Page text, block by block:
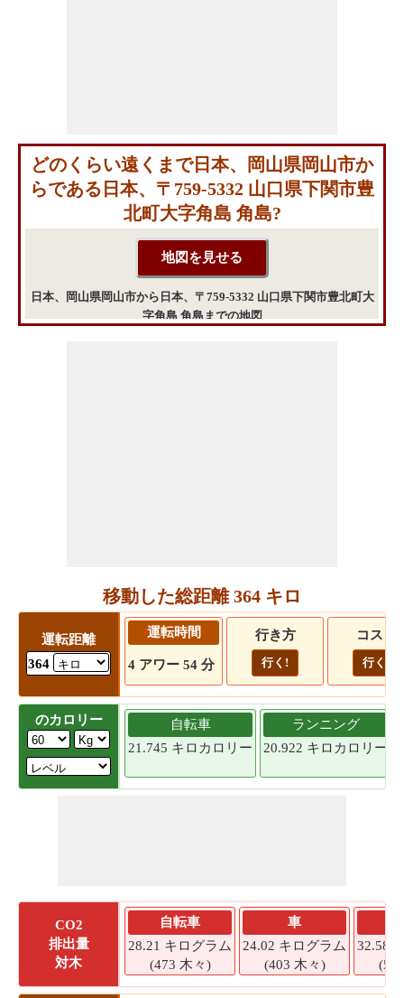
どのくらい遠くまで日本、岡山県岡山市か
らである日本、〒759-5332 山口県下関市豊
北町大字角島 角島?
日本、岡山県岡山市から日本、〒759-5332 山口県下関市豊北町大
字角島 角島までの地図
移動した総距離 364 キロ
運転距離
364
運転時間
4 アワー 54 分
行き方
行く!
コスト
行く!
のカロリー
自転車
21.745 キロカロリー
ランニング
20.922 キロカロリー
CO2
排出量
対木
自転車
28.21 キログラム
(473 木々)
車
24.02 キログラム
(403 木々)
32.58